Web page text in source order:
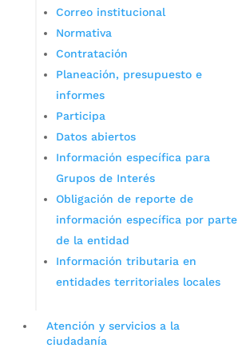
Correo institucional
Normativa
Contratación
Planeación, presupuesto e
informes
Participa
Datos abiertos
Información específica para
Grupos de Interés
Obligación de reporte de
información específica por parte
de la entidad
Información tributaria en
entidades territoriales locales
Atención y servicios a la
ciudadanía